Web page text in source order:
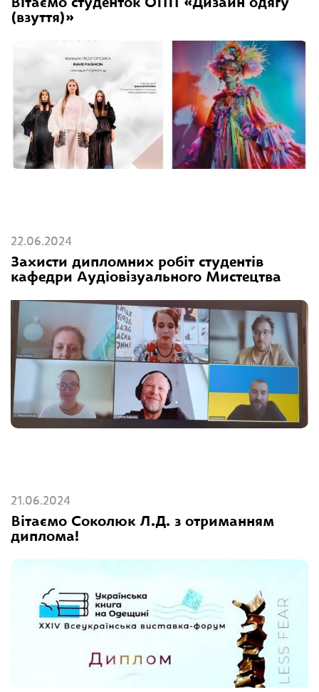
Вітаємо студенток ОПП «Дизайн одягу
(взуття)»
22.06.2024
Захисти дипломних робіт студентів
кафедри Аудіовізуального Мистецтва
21.06.2024
Вітаємо Соколюк Л.Д. з отриманням
диплома!